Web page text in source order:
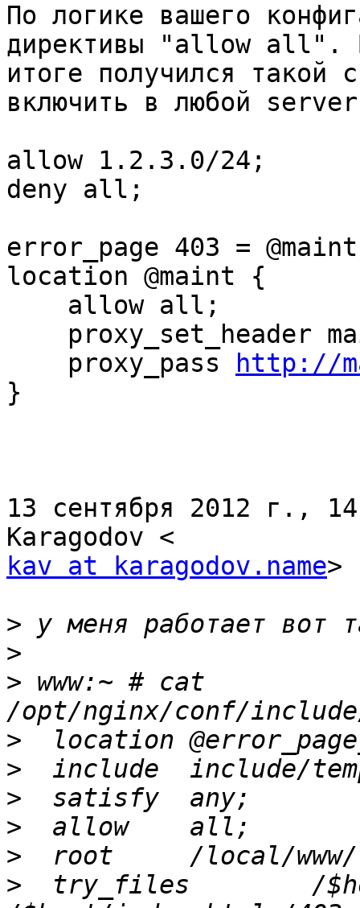
По логике вашего
директивы "allow all".
итоге получился такой
включить в любой
allow 1.2.3.0/24;
deny all;
error_page 403 =
location @maint {
    proxy_pass
http://
}
13 сентября 2012 г.,
kav at karagodov.name>
>
>
> www:~ # cat
>
>
>
>
>
>
try_files        /